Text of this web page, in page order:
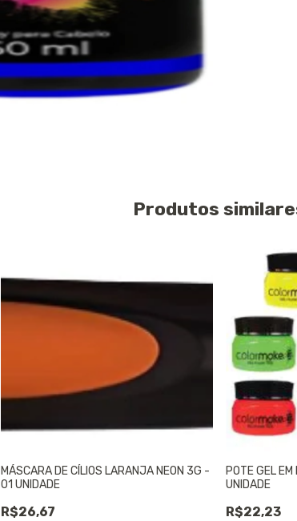
Produtos
MÁSCARA DE CÍLIOS LARANJA NEON 3G -
01 UNIDADE
R$26,67
POTE GEL
UNIDADE
R$22,23